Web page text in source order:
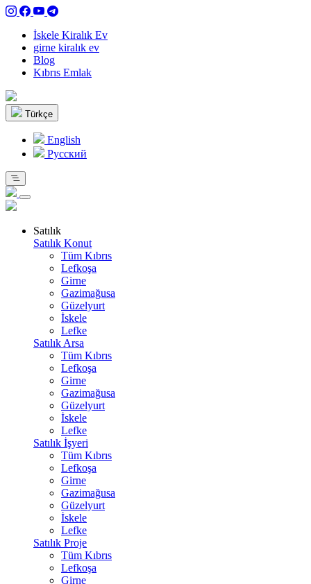
İskele Kiralık Ev
girne kiralık ev
Blog
Kıbrıs Emlak
Türkçe
English
Pусский
Satılık
Satılık Konut
Tüm Kıbrıs
Lefkoşa
Girne
Gazimağusa
Güzelyurt
İskele
Lefke
Satılık Arsa
Tüm Kıbrıs
Lefkoşa
Girne
Gazimağusa
Güzelyurt
İskele
Lefke
Satılık İşyeri
Tüm Kıbrıs
Lefkoşa
Girne
Gazimağusa
Güzelyurt
İskele
Lefke
Satılık Proje
Tüm Kıbrıs
Lefkoşa
Girne